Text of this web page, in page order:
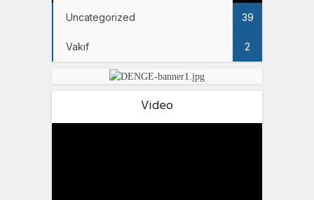
Uncategorized 39
Vakıf 2
Video